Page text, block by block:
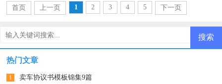
首页 上一页 1 2 3 4 5
下一页
热门文章
1 卖车协议书模板锦集9篇